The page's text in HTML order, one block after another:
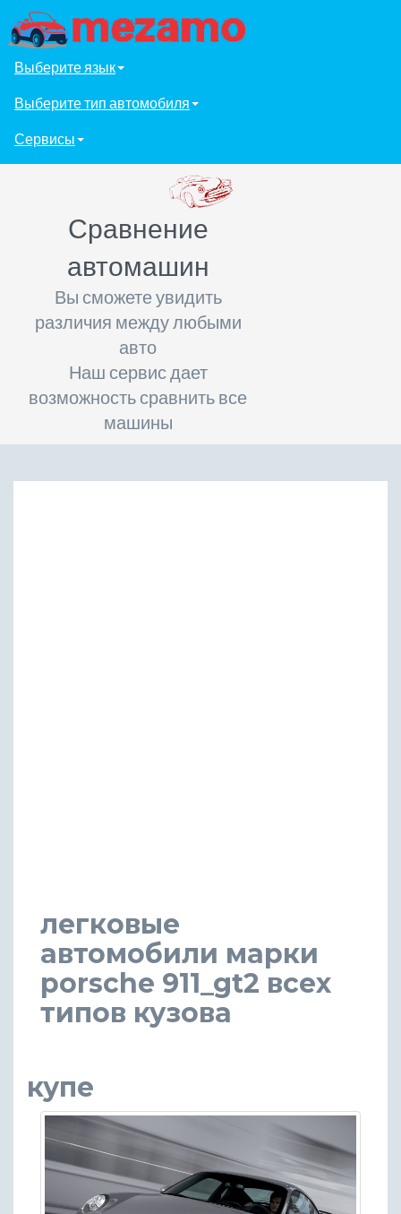
Выберите язык
Выберите тип автомобиля
Сервисы
Сравнение
автомашин
Вы сможете увидить
различия между любыми
авто
Наш сервис дает
возможность сравнить все
машины
легковые
автомобили марки
porsche 911_gt2 всех
типов кузова
купе